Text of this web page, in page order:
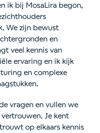
ik bij MosaLira begon,
We zijn bewust
en
veel kennis van
ervaring en ik kijk
en complexe
vragen en vullen we
Je kent
op elkaars kennis